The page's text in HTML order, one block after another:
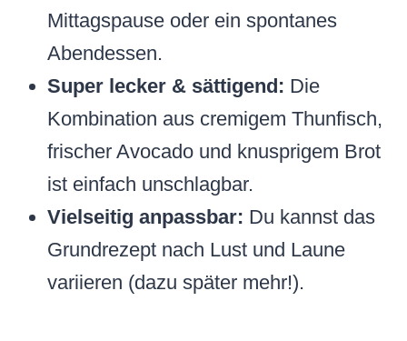
Mittagspause oder ein spontanes
Abendessen.
Super lecker & sättigend: Die
Kombination aus cremigem Thunfisch,
frischer Avocado und knusprigem Brot
ist einfach unschlagbar.
Vielseitig anpassbar: Du kannst das
Grundrezept nach Lust und Laune
variieren (dazu später mehr!).